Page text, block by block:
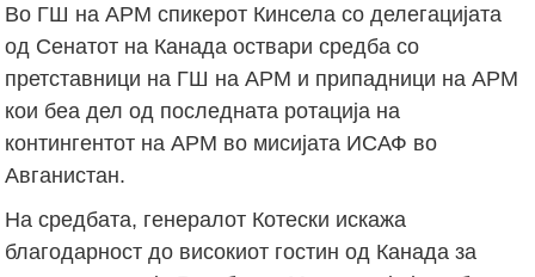
Во ГШ на АРМ спикерот Кинсела со делегацијата
од Сенатот на Канада оствари средба со
претставници на ГШ на АРМ и припадници на АРМ
кои беа дел од последната ротација на
контингентот на АРМ во мисијата ИСАФ во
Авганистан.
На средбата, генералот Котески искажа
благодарност до високиот гостин од Канада за